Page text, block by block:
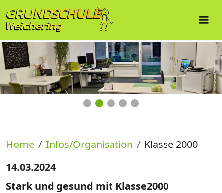
Home Infos/Organisation
Klasse 2000
14.03.2024
Stark und gesund mit Klasse2000